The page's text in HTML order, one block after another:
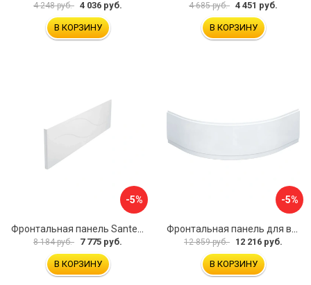
4 248 руб. 4 036 руб.
В КОРЗИНУ
4 685 руб. 4 451 руб.
В КОРЗИНУ
-5%
8 184 руб. 7 775 руб.
В КОРЗИНУ
-5%
12 859 руб. 12 216 руб.
В КОРЗИНУ